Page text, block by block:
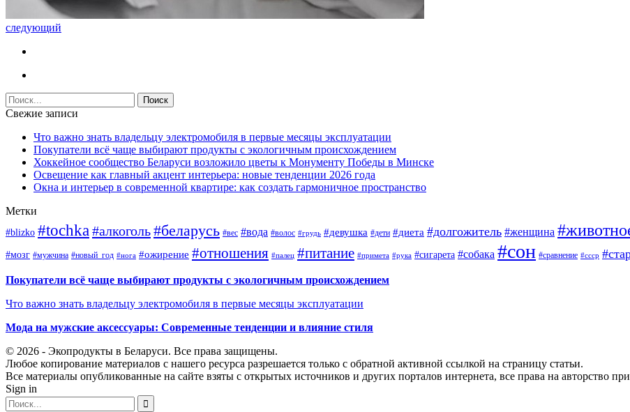
следующий
Свежие записи
Что важно знать владельцу электромобиля в первые месяцы эксплуатации
Покупатели всё чаще выбирают продукты с экологичным происхождением
Хоккейное сообщество Беларуси возложило цветы к Монументу Победы в Минске
Освещение как главный акцент интерьера: новые тенденции 2026 года
Окна и интерьер в современной квартире: как создать гармоничное пространство
Метки
#blizko #tochka #алкоголь#беларусь #вес #вода #волос #грудь #девушка #дети #диета #долгожитель #женщина
#мозг #мужчина #новый_год #нога #ожирение #отношения #палец #питание #примета #рука #сигарета #собака #сон #сравнение #ссср
Покупатели всё чаще выбирают продукты с экологичным происхождением
Что важно знать владельцу электромобиля в первые месяцы эксплуатации
Мода на мужские аксессуары: Современные тенденции и влияние стиля
© 2026 - Экопродукты в Беларуси. Все права защищены.
Любое копирование материалов с нашего ресурса разрешается только с обратной активной ссылкой на страницу статьи.
Все материалы опубликованные на сайте взяты с открытых источников и других порталов интернета, все права на авторство
Sign in